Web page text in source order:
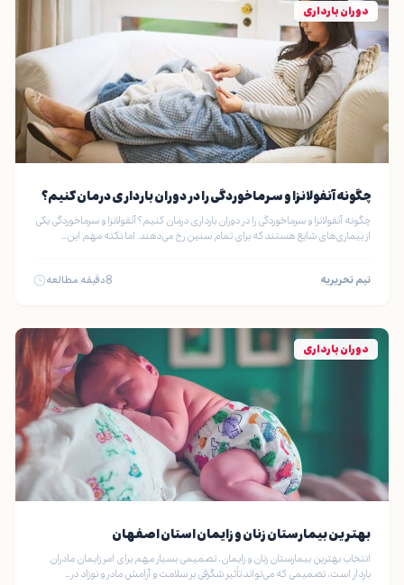
دوران بارداری
چگونه آنفولانزا و سرماخوردگی را در دوران بارداری درمان کنیم؟
چگونه آنفولانزا و سرماخوردگی را در دوران بارداری درمان کنیم؟ آنفولانزا و سرماخوردگی یکی
از بیماری‌های شایع هستند که برای تمام سنین رخ می‌دهند. اما نکته مهم این…
تیم تحریریه 8دقیقه مطالعه
دوران بارداری
بهترین بیمارستان زنان و زایمان استان اصفهان
انتخاب بهترین بیمارستان زنان و زایمان، تصمیمی بسیار مهم برای امر زایمان مادران
باردار است، تصمیمی که می‌تواند تأثیر شگرفی بر سلامت و آرامش مادر و نوزاد در…